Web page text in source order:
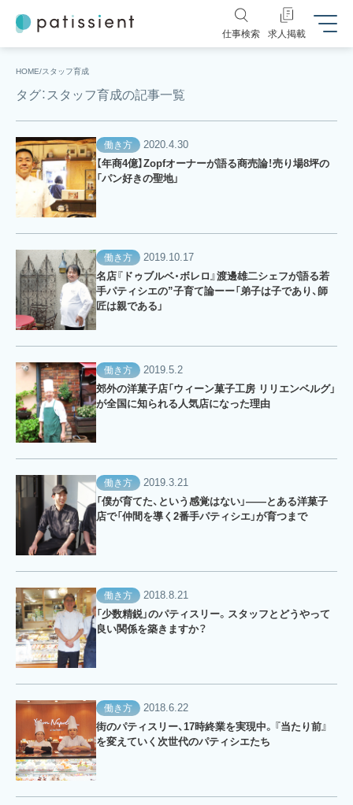
仕事検索 求人掲載
HOME スタッフ育成
タグ：スタッフ育成の記事一覧
働き方
2020.4.30
【年商4億】Zopfオーナーが語る商売論！売り場8坪の
「パン好きの聖地」
働き方
2019.10.17
名店『ドゥブルベ・ボレロ』渡邊雄二シェフが語る若
手パティシエの”子育て論ーー「弟子は子であり、師
匠は親である」
働き方
2019.5.2
郊外の洋菓子店「ウィーン菓子工房 リリエンベルグ」
が全国に知られる人気店になった理由
働き方
2019.3.21
「僕が育てた、という感覚はない」——とある洋菓子
店で「仲間を導く2番手パティシエ」が育つまで
働き方
2018.8.21
「少数精鋭」のパティスリー。スタッフとどうやって
良い関係を築きますか？
働き方
2018.6.22
街のパティスリー、17時終業を実現中。『当たり前』
を変えていく次世代のパティシエたち